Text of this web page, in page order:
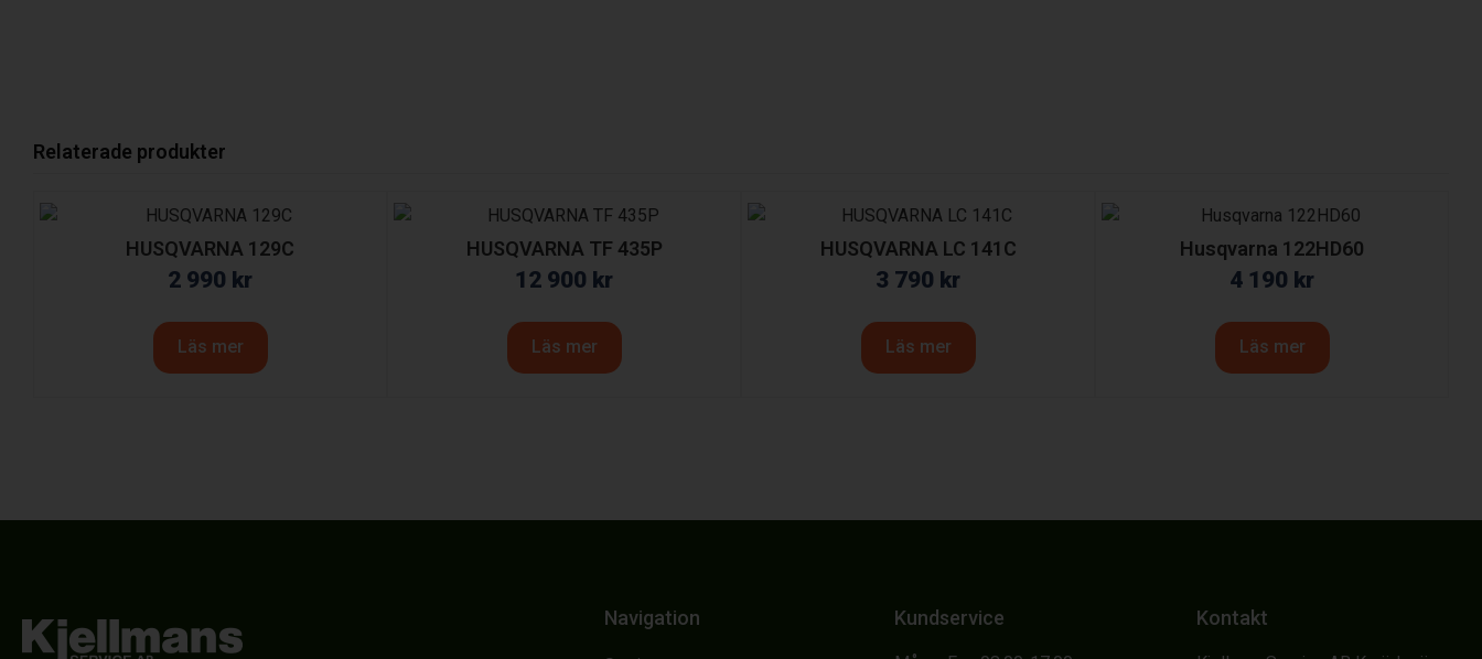
Relaterade produkter
HUSQVARNA 129C
2 990 kr
Läs mer
HUSQVARNA TF 435P
12 900 kr
Läs mer
HUSQVARNA LC 141C
3 790 kr
Läs mer
Husqvarna 122HD60
4 190 kr
Läs mer
Navigation Kundservice Kontakt